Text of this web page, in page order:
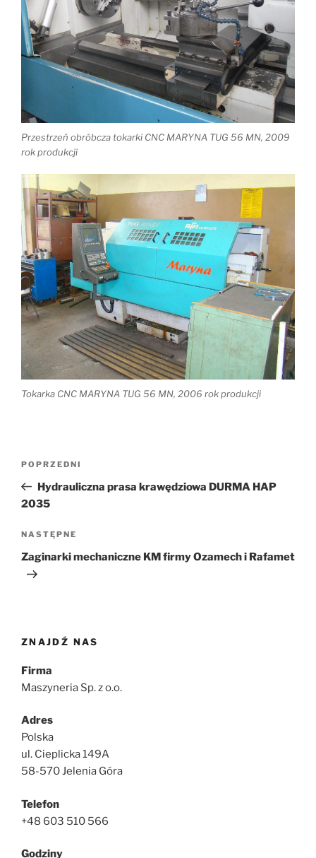
Przestrzeń obróbcza tokarki CNC MARYNA TUG 56 MN, 2009
rok produkcji
Tokarka CNC MARYNA TUG 56 MN, 2006 rok produkcji
Nawigacja
Poprzedni
wpis
POPRZEDNI
Hydrauliczna prasa krawędziowa DURMA HAP
2035
Następny
wpis
NASTĘPNE
Zaginarki mechaniczne KM firmy Ozamech i Rafamet
ZNAJDŹ NAS
Firma
Maszyneria Sp. z o.o.
Adres
Polska
ul. Cieplicka 149A
58-570 Jelenia Góra
Telefon
+48 603 510 566
Godziny